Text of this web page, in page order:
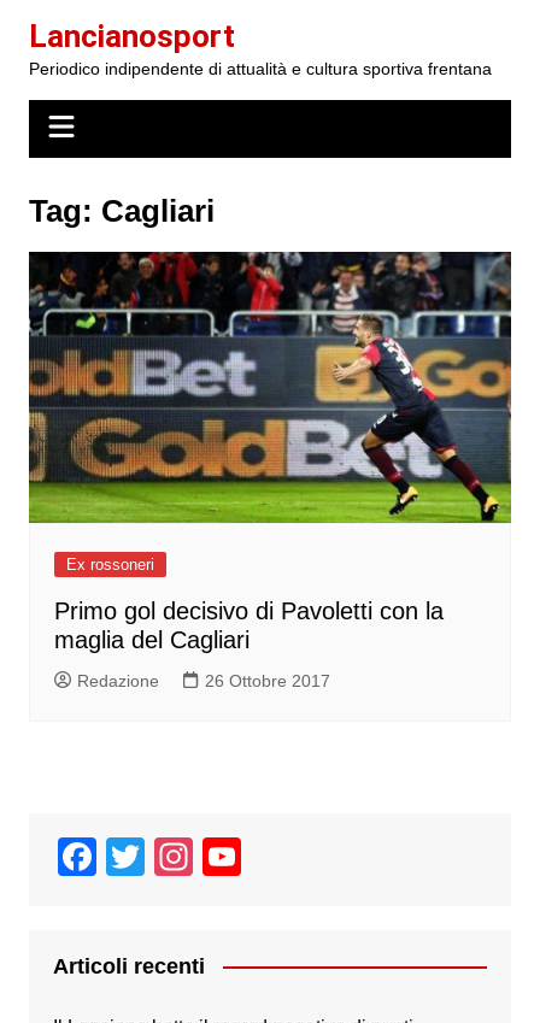
contenuto
Lancianosport
Periodico indipendente di attualità e cultura sportiva frentana
Tag: Cagliari
Ex rossoneri
Primo gol decisivo di Pavoletti con la
maglia del Cagliari
Redazione 26 Ottobre 2017
F
e
b
T
er
In
gr
a
T
Articoli recenti